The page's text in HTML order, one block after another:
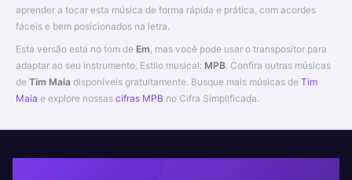
aprender a tocar esta música de forma rápida e prática, com acordes
fáceis e bem posicionados na letra.
Esta versão está no tom de Em , mas você pode usar o transpositor para
adaptar ao seu instrumento. Estilo musical: MPB. Confira outras músicas
de Tim Maia disponíveis gratuitamente. Busque mais músicas de Tim
Maia e explore nossas cifras MPB no Cifra Simplificada.